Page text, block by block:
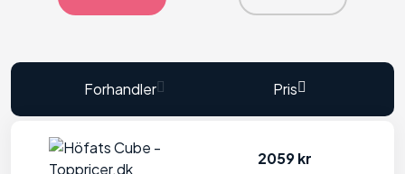
Forhandler Pris
2059 kr